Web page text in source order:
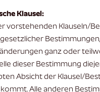
Klausel:
vorstehenden Klauseln/
ganz oder
dieser Bestimmung
Absicht der Klausel/
Alle anderen